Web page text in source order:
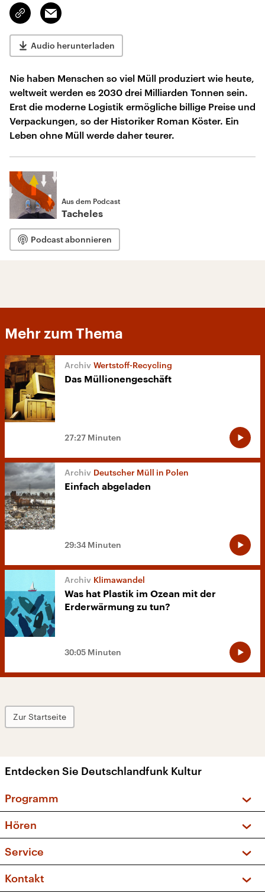
Link
kopieren/teilen
Email
Audio herunterladen
Nie haben Menschen so viel Müll produziert wie heute,
weltweit werden es 2030 drei Milliarden Tonnen sein.
Erst die moderne Logistik ermögliche billige Preise und
Verpackungen, so der Historiker Roman Köster. Ein
Leben ohne Müll werde daher teurer.
Aus dem Podcast
Tacheles
Podcast abonnieren
Mehr zum Thema
Wertstoff-Recycling
Das Müllionengeschäft
27:27 Minuten
Deutscher Müll in Polen
Einfach abgeladen
29:34 Minuten
Klimawandel
Was hat Plastik im Ozean mit der
Erderwärmung zu tun?
30:05 Minuten
Zur Startseite
Entdecken Sie Deutschlandfunk Kultur
Programm
Sendungen und Podcasts
Musikliste
Kakadu – Das Kinderprogramm
Hören
Frequenzen (UKW + DAB+)
Service
FAQ
Kontakt